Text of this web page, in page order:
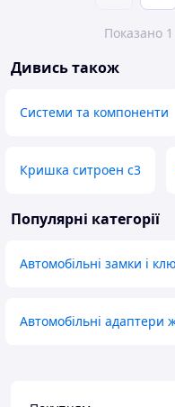
Показано
Дивись також
Системи та компоненти
Кришка ситроен c3
Популярні категорії
Автомобільні замки і
Автомобільні адаптери